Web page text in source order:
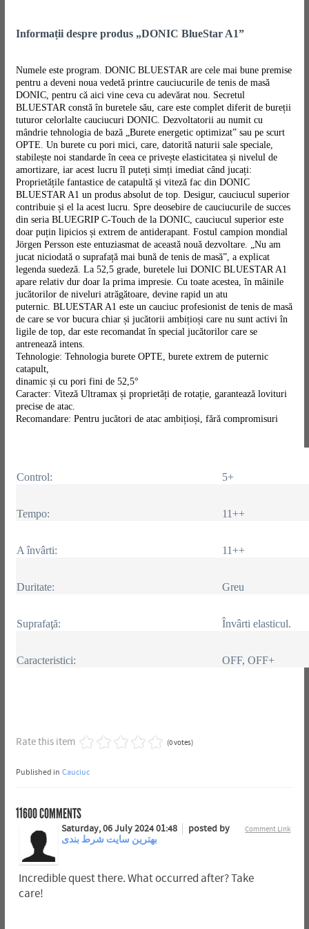
Informații despre produs „DONIC BlueStar A1”
Numele este program. DONIC BLUESTAR are cele mai bune premise
pentru a deveni noua vedetă printre cauciucurile de tenis de masă
DONIC, pentru că aici vine ceva cu adevărat nou. Secretul
BLUESTAR constă în buretele său, care este complet diferit de bureții
tuturor celorlalte cauciucuri DONIC. Dezvoltatorii au numit cu
mândrie tehnologia de bază „Burete energetic optimizat” sau pe scurt
OPTE. Un burete cu pori mici, care, datorită naturii sale speciale,
stabilește noi standarde în ceea ce privește elasticitatea și nivelul de
amortizare, iar acest lucru îl puteți simți imediat când jucați:
Proprietățile fantastice de catapultă și viteză fac din DONIC
BLUESTAR A1 un produs absolut de top. Desigur, cauciucul superior
contribuie și el la acest lucru. Spre deosebire de cauciucurile de succes
din seria BLUEGRIP C-Touch de la DONIC, cauciucul superior este
doar puțin lipicios și extrem de antiderapant. Fostul campion mondial
Jörgen Persson este entuziasmat de această nouă dezvoltare. „Nu am
jucat niciodată o suprafață mai bună de tenis de masă”, a explicat
legenda suedeză. La 52,5 grade, buretele lui DONIC BLUESTAR A1
apare relativ dur doar la prima impresie. Cu toate acestea, în mâinile
jucătorilor de niveluri atrăgătoare, devine rapid un atu
puternic. BLUESTAR A1 este un cauciuc profesionist de tenis de masă
de care se vor bucura chiar și jucătorii ambițioși care nu sunt activi în
ligile de top, dar este recomandat în special jucătorilor care se
antrenează intens.
Tehnologie: Tehnologia burete OPTE, burete extrem de puternic
catapult,
dinamic și cu pori fini de 52,5°
Caracter: Viteză Ultramax și proprietăți de rotație, garantează lovituri
precise de atac.
Recomandare: Pentru jucători de atac ambițioși, fără compromisuri
Control: 5+
Tempo: 11++
A învârti: 11++
Duritate: Greu
Suprafaţă: Învârti elasticul.
Caracteristici: OFF, OFF+
Rate this item (0 votes)
Published in Cauciuc
11600COMMENTS
Comment Link
Saturday, 06 July 2024 01:48
posted by
بهترین سایت شرط بندی
Incredible quest there. What occurred after? Take
care!